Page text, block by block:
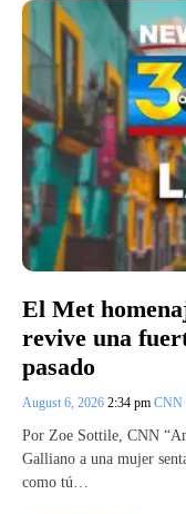
El Met
revive una
pasado
August 6, 2026 2:34 pm CNN
Por Zoe Sottile, CNN
Galliano a una mujer
como tú…